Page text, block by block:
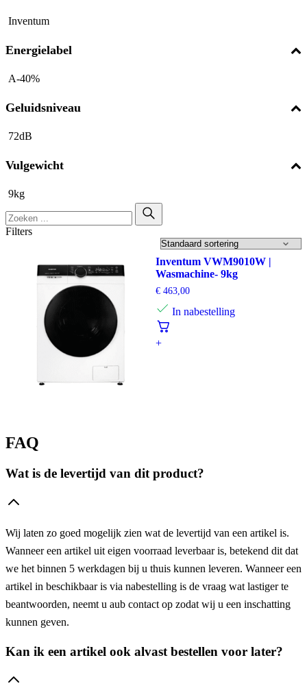
Inventum
Energielabel
A-40%
Geluidsniveau
72dB
Vulgewicht
9kg
Filters
Inventum VWM9010W |
Wasmachine- 9kg
€463,00
In nabestelling
+
FAQ
Wat is de levertijd van dit product?
Wij laten zo goed mogelijk zien wat de levertijd van een artikel is.
Wanneer een artikel uit eigen voorraad leverbaar is, betekend dit dat
we het binnen 5 werkdagen bij u thuis kunnen leveren. Wanneer een
artikel in beschikbaar is via nabestelling is de vraag wat lastiger te
beantwoorden, neemt u aub contact op zodat wij u een inschatting
kunnen geven.
Kan ik een artikel ook alvast bestellen voor later?